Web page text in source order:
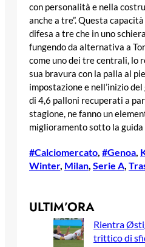
con personalità e nella
anche a tre”. Questa
difesa a tre che in uno
fungendo da alternativa a
come uno dei tre centrali, lo
sua bravura con la palla al
impostazione e nell’inizio
di 4,6 palloni recuperati a
stagione, ne fanno un
miglioramento sotto la
#Calciomercato #Genoa
Winter, Milan Serie A
ULTIM’ORA
Rientra
trittico di